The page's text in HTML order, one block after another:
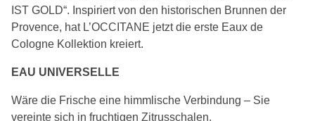
IST GOLD“. Inspiriert von den historischen Brunnen der
Provence, hat L’OCCITANE jetzt die erste Eaux de
Cologne Kollektion kreiert.
EAU UNIVERSELLE
Wäre die Frische eine himmlische Verbindung – Sie
vereinte sich in fruchtigen Zitrusschalen.